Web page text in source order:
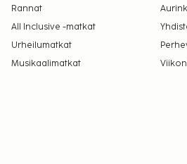
Rannat
All Inclusive -matkat
Urheilumatkat
Musikaalimatkat